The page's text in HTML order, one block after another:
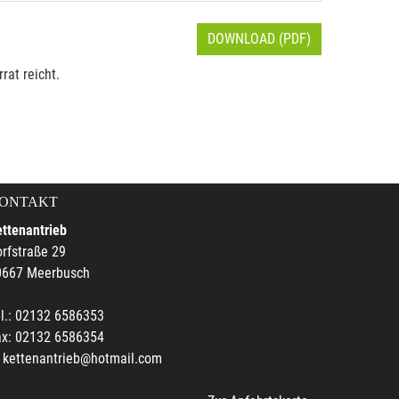
DOWNLOAD (PDF)
reicht.
29
Meerbusch
02132 6586353
02132 6586354
kettenantrieb@hotmail.com